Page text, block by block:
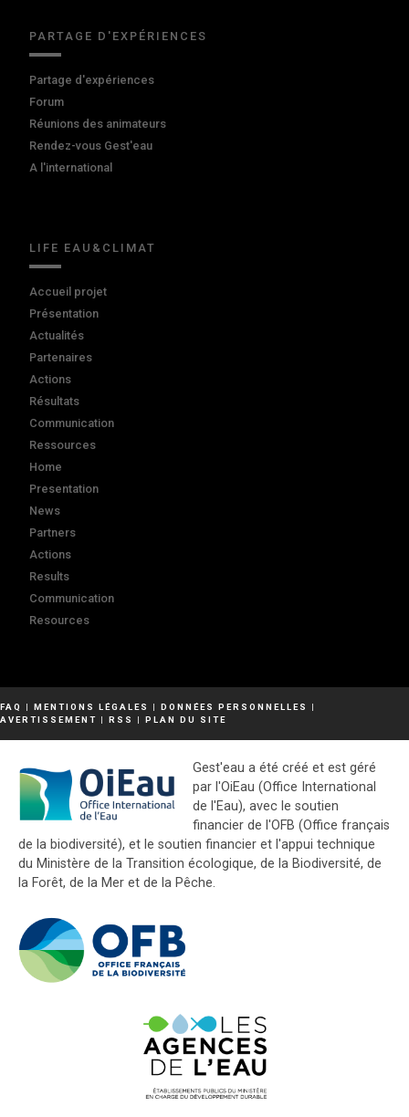
PARTAGE D'EXPÉRIENCES
Partage d'expériences
Forum
Réunions des animateurs
Rendez-vous Gest'eau
A l'international
LIFE EAU&CLIMAT
Accueil projet
Présentation
Actualités
Partenaires
Actions
Résultats
Communication
Ressources
Home
Presentation
News
Partners
Actions
Results
Communication
Resources
FAQ | MENTIONS LÉGALES | DONNÉES PERSONNELLES
|
AVERTISSEMENT | RSS | PLAN DU SITE
Gest'eau a été créé et est géré
par l'OiEau (Office International
de l'Eau), avec le soutien
financier de l'OFB (Office français
de la biodiversité), et le soutien financier et l'appui technique
du Ministère de la Transition écologique, de la Biodiversité, de
la Forêt, de la Mer et de la Pêche.